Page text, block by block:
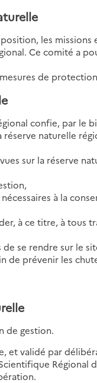
les missions
Ce comité a
de
confie, par le
naturelle
sur la réserve
à la
à ce titre, à tous
de se rendre sur le
prévenir les
de gestion.
et validé par
Régional